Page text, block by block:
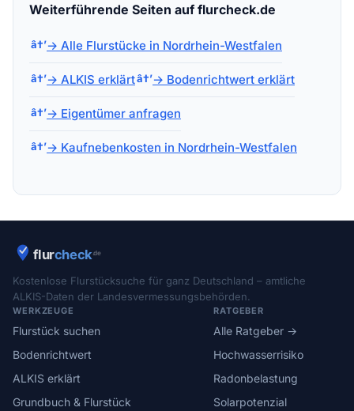
Weiterführende Seiten auf flurcheck.de
→ Alle Flurstücke in Nordrhein-Westfalen
→ ALKIS erklärt → Bodenrichtwert erklärt
→ Eigentümer anfragen
→ Kaufnebenkosten in Nordrhein-Westfalen
Kostenlose Flurstücksuche für ganz Deutschland – amtliche
ALKIS-Daten der Landesvermessungsbehörden.
WERKZEUGE
Flurstück suchen
Bodenrichtwert
ALKIS erklärt
Grundbuch & Flurstück
RATGEBER
Alle Ratgeber →
Hochwasserrisiko
Radonbelastung
Solarpotenzial